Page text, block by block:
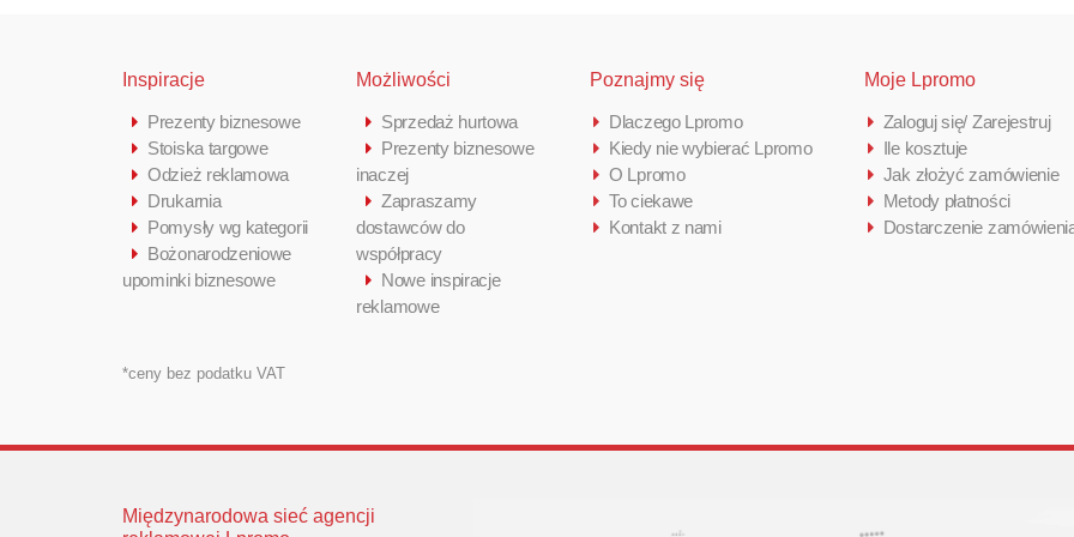
Inspiracje
Prezenty biznesowe
Stoiska targowe
Odzież reklamowa
Drukarnia
Pomysły wg kategorii
Bożonarodzeniowe
upominki biznesowe
*ceny bez podatku VAT
Możliwości
Sprzedaż hurtowa
Prezenty biznesowe
inaczej
Zapraszamy
dostawców do
współpracy
Nowe inspiracje
reklamowe
Poznajmy się
Dlaczego Lpromo
Kiedy nie wybierać Lpromo
O Lpromo
To ciekawe
Kontakt z nami
Moje Lpromo
Zaloguj się/ Zarejestruj
Ile kosztuje
Jak złożyć zamówienie
Metody płatności
Dostarczenie
Międzynarodowa sieć agencji